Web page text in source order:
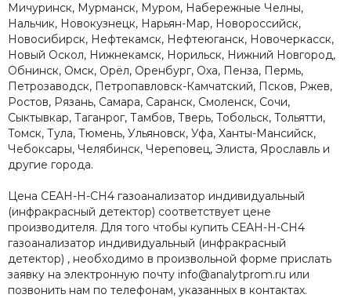
Мичуринск, Мурманск, Муром, Набережные Челны,
Нальчик, Новокузнецк, Нарьян-Мар, Новороссийск,
Новосибирск, Нефтекамск, Нефтеюганск, Новочеркасск,
Новый Оскол, Нижнекамск, Норильск, Нижний Новгород,
Обнинск, Омск, Орёл, Оренбург, Оха, Пенза, Пермь,
Петрозаводск, Петропавловск-Камчатский, Псков, Ржев,
Ростов, Рязань, Самара, Саранск, Смоленск, Сочи,
Сыктывкар, Таганрог, Тамбов, Тверь, Тобольск, Тольятти,
Томск, Тула, Тюмень, Ульяновск, Уфа, Ханты-Мансийск,
Чебоксары, Челябинск, Череповец, Элиста, Ярославль и
другие города.
Цена СЕАН-Н-СН4 газоанализатор индивидуальный
(инфракрасный детектор) соответствует цене
производителя. Для того чтобы купить СЕАН-Н-СН4
газоанализатор индивидуальный (инфракрасный
детектор) , необходимо в произвольной форме прислать
заявку на электронную почту info@analytprom.ru или
позвонить нам по телефонам, указанных в контактах.